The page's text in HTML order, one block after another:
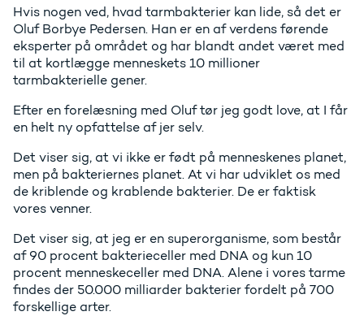
Hvis nogen ved, hvad tarmbakterier kan lide, så det er
Oluf Borbye Pedersen. Han er en af verdens førende
eksperter på området og har blandt andet været med
til at kortlægge menneskets 10 millioner
tarmbakterielle gener.
Efter en forelæsning med Oluf tør jeg godt love, at I får
en helt ny opfattelse af jer selv.
Det viser sig, at vi ikke er født på menneskenes planet,
men på bakteriernes planet. At vi har udviklet os med
de kriblende og krablende bakterier. De er faktisk
vores venner.
Det viser sig, at jeg er en superorganisme, som består
af 90 procent bakterieceller med DNA og kun 10
procent menneskeceller med DNA. Alene i vores tarme
findes der 50.000 milliarder bakterier fordelt på 700
forskellige arter.